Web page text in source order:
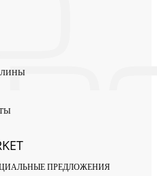
ПРЕДЛОЖЕНИЯ